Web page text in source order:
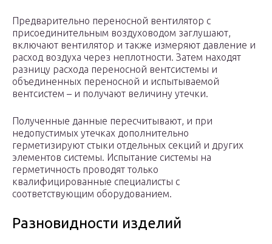
Предварительно переносной вентилятор с
присоединительным воздуховодом заглушают,
включают вентилятор и также измеряют давление и
расход воздуха через неплотности. Затем находят
разницу расхода переносной вентсистемы и
объединенных переносной и испытываемой
вентсистем – и получают величину утечки.
Полученные данные пересчитывают, и при
недопустимых утечках дополнительно
герметизируют стыки отдельных секций и других
элементов системы. Испытание системы на
герметичность проводят только
квалифицированные специалисты с
соответствующим оборудованием.
Разновидности изделий